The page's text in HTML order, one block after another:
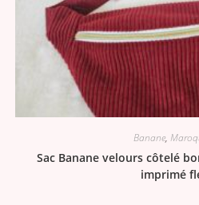
Banane,
Sac Banane velours côtelé
imprimé